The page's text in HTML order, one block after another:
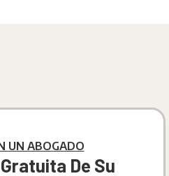
UN ABOGADO
De Su